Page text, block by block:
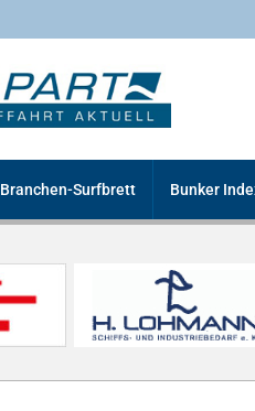
Branchen-Surfbrett Bunker